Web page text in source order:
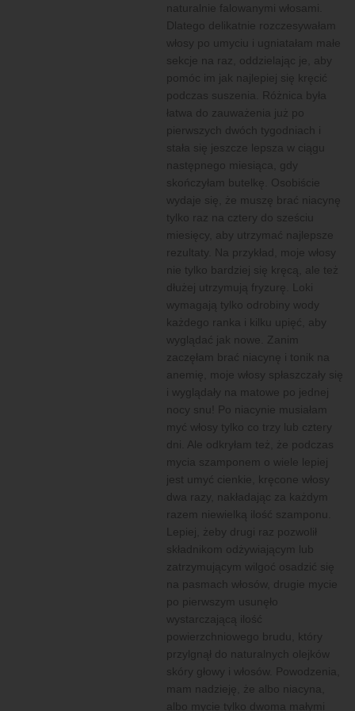
naturalnie falowanymi włosami.
Dlatego delikatnie rozczesywałam
włosy po umyciu i ugniatałam małe
sekcje na raz, oddzielając je, aby
pomóc im jak najlepiej się kręcić
podczas suszenia. Różnica była
łatwa do zauważenia już po
pierwszych dwóch tygodniach i
stała się jeszcze lepsza w ciągu
następnego miesiąca, gdy
skończyłam butelkę. Osobiście
wydaje się, że muszę brać niacynę
tylko raz na cztery do sześciu
miesięcy, aby utrzymać najlepsze
rezultaty. Na przykład, moje włosy
nie tylko bardziej się kręcą, ale też
dłużej utrzymują fryzurę. Loki
wymagają tylko odrobiny wody
każdego ranka i kilku upięć, aby
wyglądać jak nowe. Zanim
zaczęłam brać niacynę i tonik na
anemię, moje włosy spłaszczały się
i wyglądały na matowe po jednej
nocy snu! Po niacynie musiałam
myć włosy tylko co trzy lub cztery
dni. Ale odkryłam też, że podczas
mycia szamponem o wiele lepiej
jest umyć cienkie, kręcone włosy
dwa razy, nakładając za każdym
razem niewielką ilość szamponu.
Lepiej, żeby drugi raz pozwolił
składnikom odżywiającym lub
zatrzymującym wilgoć osadzić się
na pasmach włosów, drugie mycie
po pierwszym usunęło
wystarczającą ilość
powierzchniowego brudu, który
przylgnął do naturalnych olejków
skóry głowy i włosów. Powodzenia,
mam nadzieję, że albo niacyna,
albo mycie tylko dwoma małymi